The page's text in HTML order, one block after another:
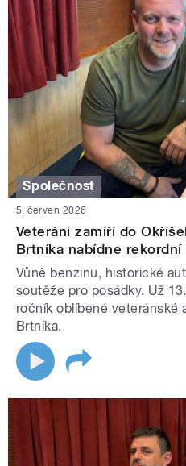
Společnost
5. červen 2026
Veteráni zamíří do
Brtníka nabídne
Vůně benzinu, historické
soutěže pro posádky. Už
ročník oblíbené veteránské
Brtníka.